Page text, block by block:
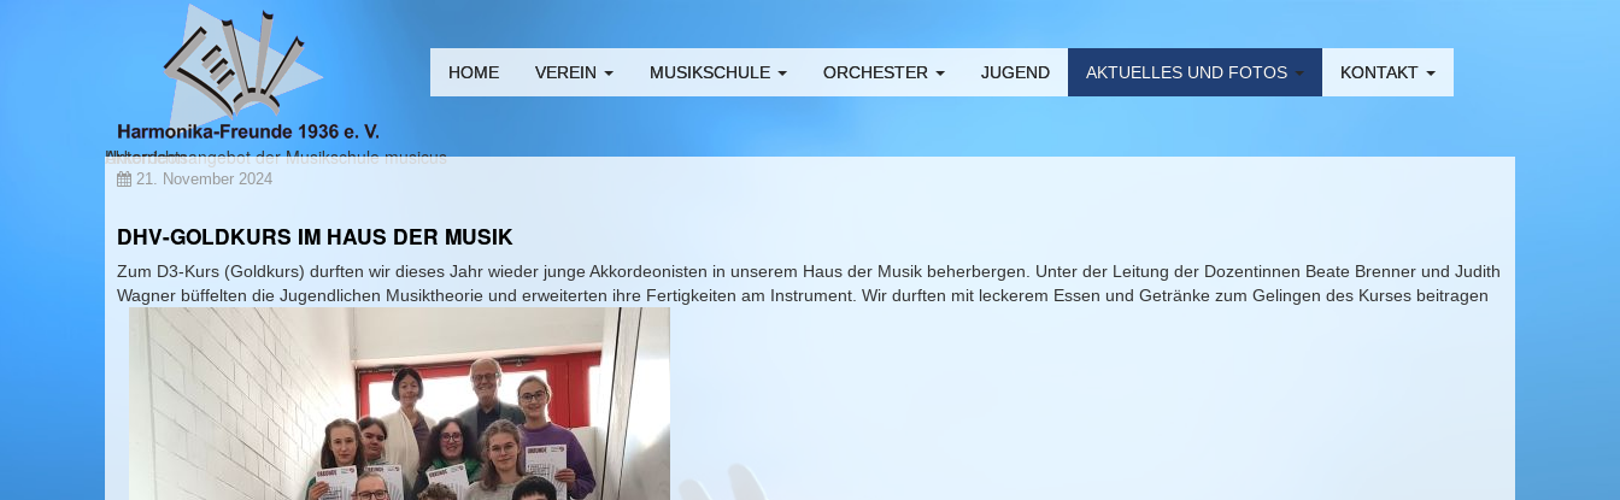
HOME VEREIN MUSIKSCHULE ORCHESTER JUGEND AKTUELLES UND FOTOS KONTAKT
Akkordeon
Unterrichtsangebot der Musikschule musicus
21. November 2024
DHV-GOLDKURS IM HAUS DER MUSIK
Zum D3-Kurs (Goldkurs) durften wir dieses Jahr wieder junge Akkordeonisten in unserem Haus der Musik beherbergen. Unter der Leitung der Dozentinnen Beate Brenner und Judith
Wagner büffelten die Jugendlichen Musiktheorie und erweiterten ihre Fertigkeiten am Instrument. Wir durften mit leckerem Essen und Getränke zum Gelingen des Kurses beitragen